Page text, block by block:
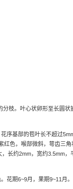
分枝。叶心状卵形至长圆状
花序基部的苞叶长不超过
红色，喉部微斜，萼齿三
，长约2mm，宽约3.5mm，
花期6~9月，果期9~11 月。